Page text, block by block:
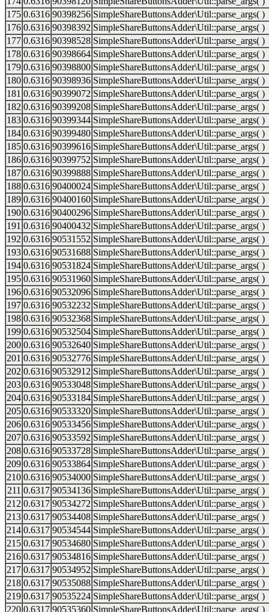
175 0.6316 90398256 SimpleShareButtonsAdder\Util::parse_args( )
176 0.6316 90398392 SimpleShareButtonsAdder\Util::parse_args( )
177 0.6316 90398528 SimpleShareButtonsAdder\Util::parse_args( )
178 0.6316 90398664 SimpleShareButtonsAdder\Util::parse_args( )
179 0.6316 90398800 SimpleShareButtonsAdder\Util::parse_args( )
180 0.6316 90398936 SimpleShareButtonsAdder\Util::parse_args( )
181 0.6316 90399072 SimpleShareButtonsAdder\Util::parse_args( )
182 0.6316 90399208 SimpleShareButtonsAdder\Util::parse_args( )
183 0.6316 90399344 SimpleShareButtonsAdder\Util::parse_args( )
184 0.6316 90399480 SimpleShareButtonsAdder\Util::parse_args( )
185 0.6316 90399616 SimpleShareButtonsAdder\Util::parse_args( )
186 0.6316 90399752 SimpleShareButtonsAdder\Util::parse_args( )
187 0.6316 90399888 SimpleShareButtonsAdder\Util::parse_args( )
188 0.6316 90400024 SimpleShareButtonsAdder\Util::parse_args( )
189 0.6316 90400160 SimpleShareButtonsAdder\Util::parse_args( )
190 0.6316 90400296 SimpleShareButtonsAdder\Util::parse_args( )
191 0.6316 90400432 SimpleShareButtonsAdder\Util::parse_args( )
192 0.6316 90531552 SimpleShareButtonsAdder\Util::parse_args( )
193 0.6316 90531688 SimpleShareButtonsAdder\Util::parse_args( )
194 0.6316 90531824 SimpleShareButtonsAdder\Util::parse_args( )
195 0.6316 90531960 SimpleShareButtonsAdder\Util::parse_args( )
196 0.6316 90532096 SimpleShareButtonsAdder\Util::parse_args( )
197 0.6316 90532232 SimpleShareButtonsAdder\Util::parse_args( )
198 0.6316 90532368 SimpleShareButtonsAdder\Util::parse_args( )
199 0.6316 90532504 SimpleShareButtonsAdder\Util::parse_args( )
200 0.6316 90532640 SimpleShareButtonsAdder\Util::parse_args( )
201 0.6316 90532776 SimpleShareButtonsAdder\Util::parse_args( )
202 0.6316 90532912 SimpleShareButtonsAdder\Util::parse_args( )
203 0.6316 90533048 SimpleShareButtonsAdder\Util::parse_args( )
204 0.6316 90533184 SimpleShareButtonsAdder\Util::parse_args( )
205 0.6316 90533320 SimpleShareButtonsAdder\Util::parse_args( )
206 0.6316 90533456 SimpleShareButtonsAdder\Util::parse_args( )
207 0.6316 90533592 SimpleShareButtonsAdder\Util::parse_args( )
208 0.6316 90533728 SimpleShareButtonsAdder\Util::parse_args( )
209 0.6316 90533864 SimpleShareButtonsAdder\Util::parse_args( )
210 0.6316 90534000 SimpleShareButtonsAdder\Util::parse_args( )
211 0.6317 90534136 SimpleShareButtonsAdder\Util::parse_args( )
212 0.6317 90534272 SimpleShareButtonsAdder\Util::parse_args( )
213 0.6317 90534408 SimpleShareButtonsAdder\Util::parse_args( )
214 0.6317 90534544 SimpleShareButtonsAdder\Util::parse_args( )
215 0.6317 90534680 SimpleShareButtonsAdder\Util::parse_args( )
216 0.6317 90534816 SimpleShareButtonsAdder\Util::parse_args( )
217 0.6317 90534952 SimpleShareButtonsAdder\Util::parse_args( )
218 0.6317 90535088 SimpleShareButtonsAdder\Util::parse_args( )
219 0.6317 90535224 SimpleShareButtonsAdder\Util::parse_args( )
220 0.6317 90535360 SimpleShareButtonsAdder\Util::parse_args( )